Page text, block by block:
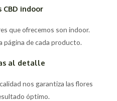
CBD indoor
que ofrecemos son indoor.
página de cada producto.
al detalle
nos garantiza las flores
óptimo.